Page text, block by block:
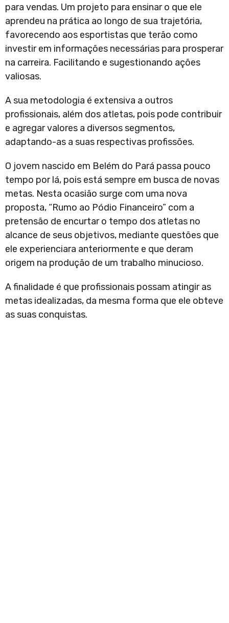
para vendas. Um projeto para ensinar o que ele
aprendeu na prática ao longo de sua trajetória,
favorecendo aos esportistas que terão como
investir em informações necessárias para prosperar
na carreira. Facilitando e sugestionando ações
valiosas.
A sua metodologia é extensiva a outros
profissionais, além dos atletas, pois pode contribuir
e agregar valores a diversos segmentos,
adaptando-as a suas respectivas profissões.
O jovem nascido em Belém do Pará passa pouco
tempo por lá, pois está sempre em busca de novas
metas. Nesta ocasião surge com uma nova
proposta, “Rumo ao Pódio Financeiro” com a
pretensão de encurtar o tempo dos atletas no
alcance de seus objetivos, mediante questões que
ele experienciara anteriormente e que deram
origem na produção de um trabalho minucioso.
A finalidade é que profissionais possam atingir as
metas idealizadas, da mesma forma que ele obteve
as suas conquistas.